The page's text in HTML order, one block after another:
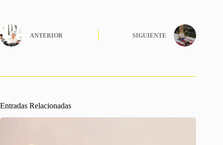
ANTERIOR SIGUIENTE
Entradas Relacionadas